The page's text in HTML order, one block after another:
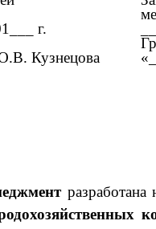
г.
Кузнецова
разработана